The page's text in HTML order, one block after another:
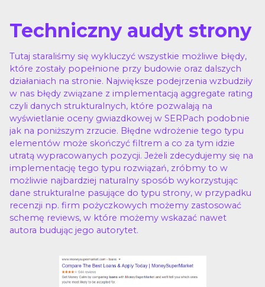
Techniczny audyt strony
Tutaj staraliśmy się wykluczyć wszystkie możliwe błędy,
które zostały popełnione przy budowie oraz dalszych
działaniach na stronie. Największe podejrzenia wzbudziły
w nas błędy związane z implementacją aggregate rating
czyli danych strukturalnych, które pozwalają na
wyświetlanie oceny gwiazdkowej w SERPach podobnie
jak na poniższym zrzucie. Błędne wdrożenie tego typu
elementów może skończyć filtrem a co za tym idzie
utratą wypracowanych pozycji. Jeżeli zdecydujemy się na
implementację tego typu rozwiązań, zróbmy to w
możliwie najbardziej naturalny sposób wykorzystując
dane strukturalne pasujące do typu strony, w przypadku
recenzji np. firm pożyczkowych możemy zastosować
schemę reviews, w które możemy wskazać nawet
autora budując jego autorytet.